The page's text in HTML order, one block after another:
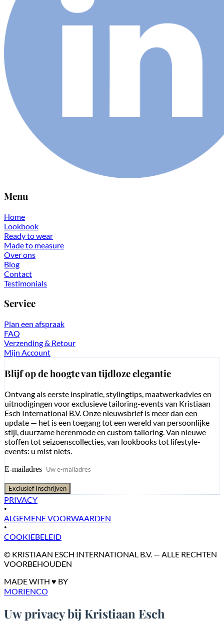
Menu
Home
Lookbook
Ready to wear
Made to measure
Over ons
Blog
Contact
Testimonials
Service
Plan een afspraak
FAQ
Verzending & Retour
Mijn Account
Blijf op de hoogte van tijdloze elegantie
Ontvang als eerste inspiratie, stylingtips, maatwerkadvies en
uitnodigingen voor exclusieve tailoring-events van Kristiaan
Esch International B.V. Onze nieuwsbrief is meer dan een
update — het is een toegang tot een wereld van persoonlijke
stijl, duurzame herenmode en custom tailoring. Van nieuwe
stoffen tot seizoenscollecties, van lookbooks tot lifestyle-
events: u mist niets.
E-mailadres
Exclusief Inschrijven
PRIVACY
•
ALGEMENE VOORWAARDEN
•
COOKIEBELEID
© KRISTIAAN ESCH INTERNATIONAL B.V. — ALLE RECHTEN
VOORBEHOUDEN
MADE WITH ♥ BY
MORIENCO
Uw privacy bij Kristiaan Esch